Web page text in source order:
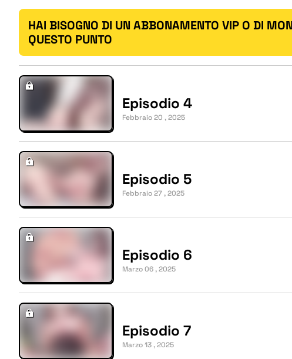
HAI BISOGNO DI UN ABBONAMENTO VIP O DI
QUESTO PUNTO
Episodio 4
Febbraio 20 , 2025
Episodio 5
Febbraio 27 , 2025
Episodio 6
Marzo 06 , 2025
Episodio 7
Marzo 13 , 2025